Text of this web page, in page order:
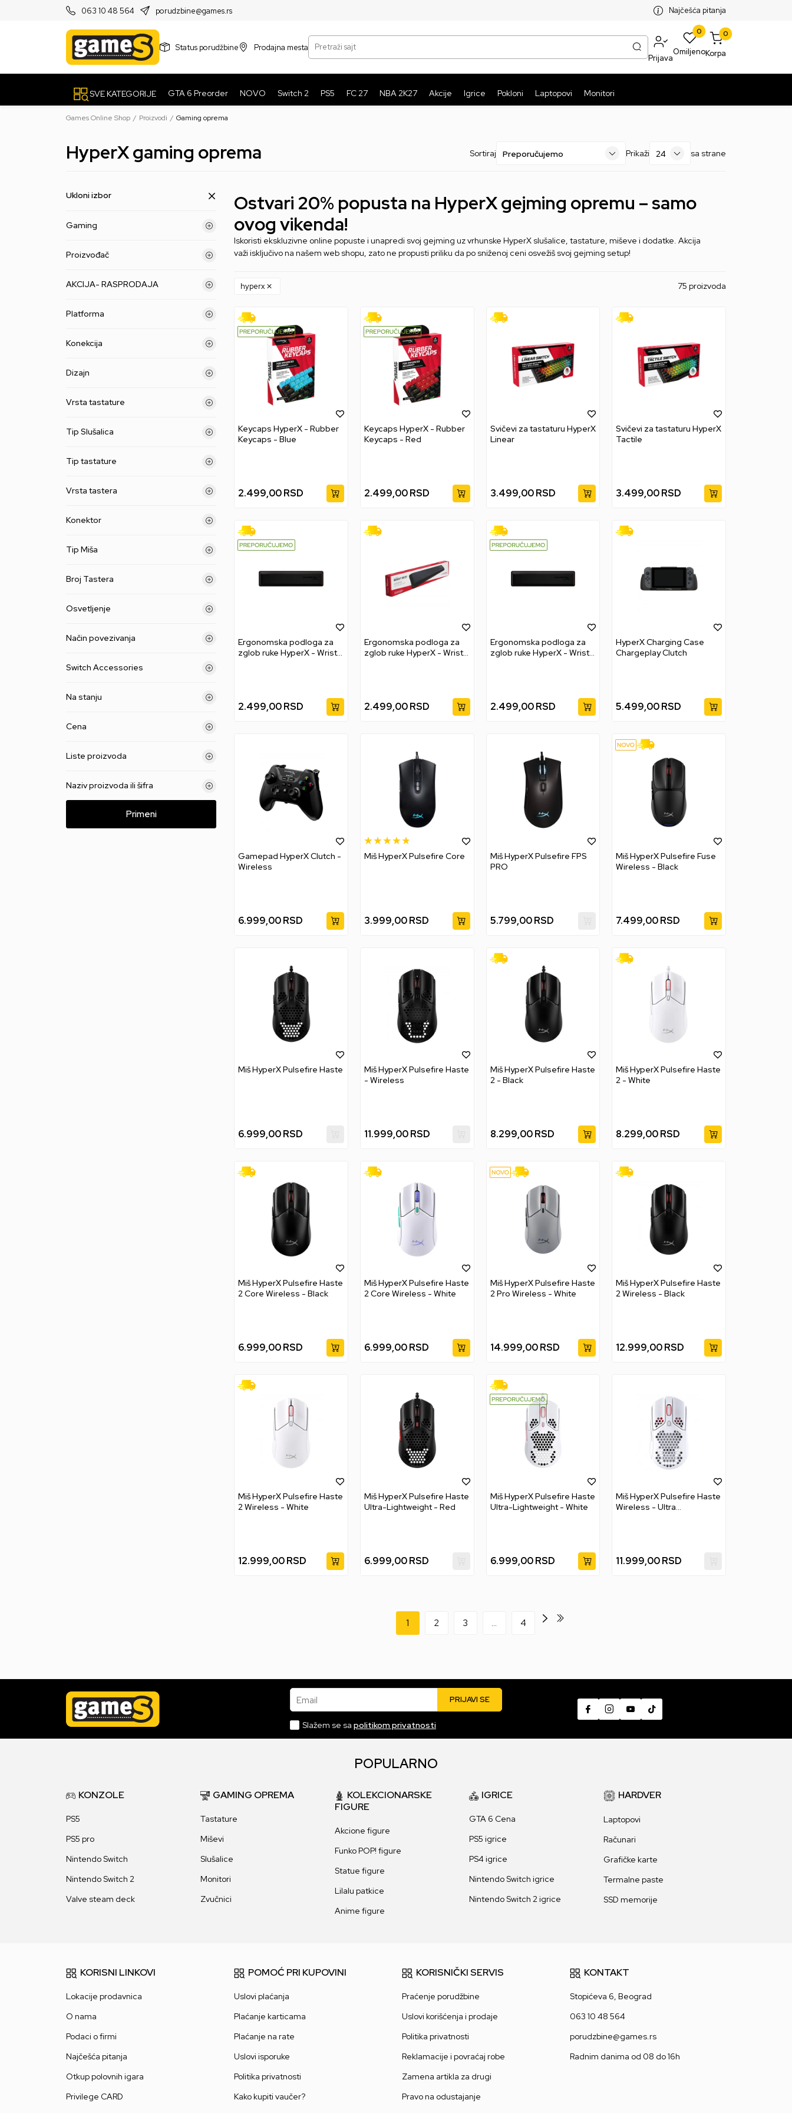
063 10 48 564 porudzbine@games.rs
PRODAVNICE BESPLATNA ISPORUKA PAKETA PREKO 5999 RSDNajčešća pitanja
Status porudžbine Prodajna mesta
Pretraži sajt
Prijava
0
Omiljeno
0
Korpa
SVE KATEGORIJE GTA 6 Preorder NOVO Switch 2 PS5 FC 27 NBA 2K27 Akcije Igrice Pokloni Laptopovi Monitori
Games Online Shop Proizvodi Gaming oprema
HyperX gaming oprema Sortiraj Prikaži sa strane
Ukloni izbor
Gaming
Proizvođač
AKCIJA- RASPRODAJA
Platforma
Konekcija
Dizajn
Vrsta tastature
Tip Slušalica
Tip tastature
Vrsta tastera
Konektor
Tip Miša
Broj Tastera
Osvetljenje
Način povezivanja
Switch Accessories
Na stanju
Cena
Liste proizvoda
Naziv proizvoda ili šifra
Primeni
Ostvari 20% popusta na HyperX gejming opremu – samo
ovog vikenda!
Iskoristi ekskluzivne online popuste i unapredi svoj gejming uz vrhunske HyperX slušalice, tastature, miševe i dodatke. Akcija
važi isključivo na našem web shopu, zato ne propusti priliku da po sniženoj ceni osvežiš svoj gejming setup!
hyperx 75 proizvoda
Keycaps HyperX - Rubber
Keycaps - Blue
2.499,00RSD
Keycaps HyperX - Rubber
Keycaps - Red
2.499,00 RSD
Svičevi za tastaturu HyperX
Linear
3.499,00 RSD
Svičevi za tastaturu HyperX
Tactile
3.499,00RSD
Ergonomska podloga za
zglob ruke HyperX - Wrist
2.499,00RSD
Ergonomska podloga za
zglob ruke HyperX - Wrist
2.499,00 RSD
Ergonomska podloga za
zglob ruke HyperX - Wrist
2.499,00 RSD
HyperX Charging Case
Chargeplay Clutch
5.499,00RSD
Gamepad HyperX Clutch -
Wireless
6.999,00RSD
Miš HyperX Pulsefire Core
3.999,00 RSD
Miš HyperX Pulsefire FPS
PRO
5.799,00 RSD
Miš HyperX Pulsefire Fuse
Wireless - Black
7.499,00RSD
Miš HyperX Pulsefire Haste
6.999,00RSD
Miš HyperX Pulsefire Haste
- Wireless
11.999,00 RSD
Miš HyperX Pulsefire Haste
2 - Black
8.299,00 RSD
Miš HyperX Pulsefire Haste
2 - White
8.299,00RSD
Miš HyperX Pulsefire Haste
2 Core Wireless - Black
6.999,00RSD
Miš HyperX Pulsefire Haste
2 Core Wireless - White
6.999,00 RSD
Miš HyperX Pulsefire Haste
2 Pro Wireless - White
14.999,00 RSD
Miš HyperX Pulsefire Haste
2 Wireless - Black
12.999,00RSD
Miš HyperX Pulsefire Haste
2 Wireless - White
12.999,00RSD
Miš HyperX Pulsefire Haste
Ultra-Lightweight - Red
6.999,00 RSD
Miš HyperX Pulsefire Haste
Ultra-Lightweight - White
6.999,00 RSD
Miš HyperX Pulsefire Haste
Wireless - Ultra
11.999,00RSD
1 2 3 ... 4
Email PRIJAVI SE
Slažem se sa politikom privatnosti
POPULARNO
KONZOLE
PS5
PS5 pro
Nintendo Switch
Nintendo Switch 2
Valve steam deck
GAMING OPREMA
Tastature
Miševi
Slušalice
Monitori
Zvučnici
KOLEKCIONARSKE
FIGURE
Akcione figure
Funko POP! figure
Statue figure
Lilalu patkice
Anime figure
IGRICE
GTA 6 Cena
PS5 igrice
PS4 igrice
Nintendo Switch igrice
Nintendo Switch 2 igrice
HARDVER
Laptopovi
Računari
Grafičke karte
Termalne paste
SSD memorije
KORISNI LINKOVI
Lokacije prodavnica
O nama
Podaci o firmi
Najčešća pitanja
Otkup polovnih igara
Privilege CARD
POMOĆ PRI KUPOVINI
Uslovi plaćanja
Plaćanje karticama
Plaćanje na rate
Uslovi isporuke
Politika privatnosti
Kako kupiti vaučer?
KORISNIČKI SERVIS
Praćenje porudžbine
Uslovi korišćenja i prodaje
Politika privatnosti
Reklamacije i povraćaj robe
Zamena artikla za drugi
Pravo na odustajanje
KONTAKT
Stopićeva 6, Beograd
063 10 48 564
porudzbine@games.rs
Radnim danima od 08 do 16h